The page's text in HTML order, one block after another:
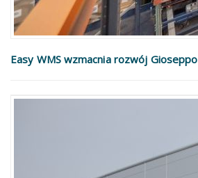
Easy WMS wzmacnia rozwój Gioseppo